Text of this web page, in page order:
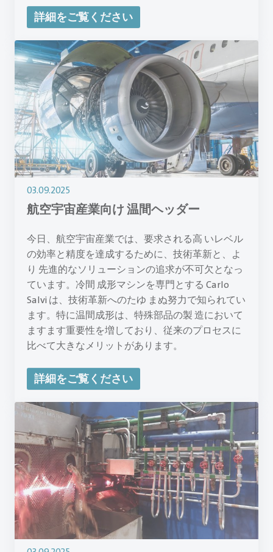
詳細をご覧ください
03.09.2025
航空宇宙産業向け 温間ヘッダー
今日、航空宇宙産業では、要求される高 いレベル
の効率と精度を達成するために、技術革新と、よ
り 先進的なソリューションの追求が不可欠となっ
ています。冷間 成形マシンを専門とする Carlo
Salvi は、技術革新へのたゆ まぬ努力で知られてい
ます。特に温間成形は、特殊部品の製 造において
ますます重要性を増しており、従来のプロセスに
比べて大きなメリットがあります。
詳細をご覧ください